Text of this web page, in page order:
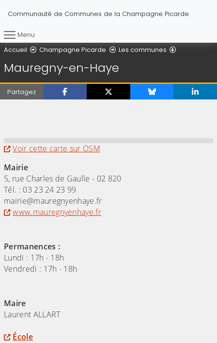
Communauté de Communes de la Champagne Picarde
Menu
Vous êtes ici :
Accueil
Champagne Picarde Les communes
Mauregny-en-Haye
Partagez
Evitez la carte interactive ci-après et aller au
Voir cette carte sur OSM
Mairie
5, rue Charles de Gaulle - 02 820
Tél. : 03 23 24 23 99
mairie@mauregnyenhaye.fr
www.mauregnyenhaye.fr
Permanences :
Lundi : 17h - 18h
Vendredi : 17h - 18h
Maire
Laurent ALLART
École